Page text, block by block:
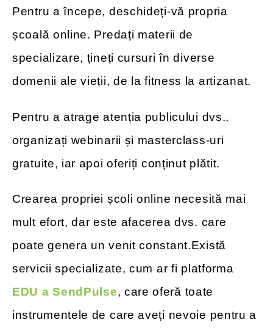
Pentru a începe, deschideți-vă propria
școală online. Predați materii de
specializare, țineți cursuri în diverse
domenii ale vieții, de la fitness la artizanat.
Pentru a atrage atenția publicului dvs.,
organizați webinarii și masterclass-uri
gratuite, iar apoi oferiți conținut plătit.
Crearea propriei școli online necesită mai
mult efort, dar este afacerea dvs. care
poate genera un venit constant.Există
servicii specializate, cum ar fi platforma
EDU a SendPulse, care oferă toate
instrumentele de care aveți nevoie pentru a